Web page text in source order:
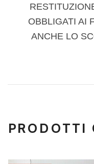
OBBLIGATI AI
ANCHE LO
PRODOTTI